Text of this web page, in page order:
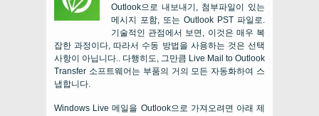
Outlook으로 내보내기, 첨부파일이 있는
메시지 포함, 또는 Outlook PST 파일로.
기술적인 관점에서 보면, 이것은 매우 복
잡한 과정이다, 따라서 수동 방법을 사용하는 것은 선택
사항이 아닙니다.. 다행히도, 그만큼 Live Mail to Outlook
Transfer 소프트웨어는 부품의 거의 모든 자동화하여 스
냅합니다.
Windows Live 메일을 Outlook으로 가져오려면 아래 제